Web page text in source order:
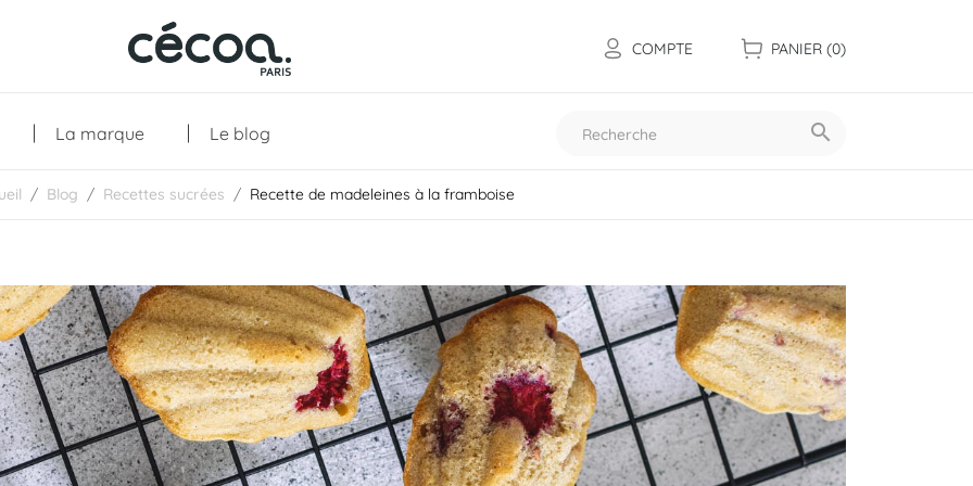
COMPTE PANIER (0)
La marque Le blog 
Blog Recettes sucrées Recette de madeleines à la framboise